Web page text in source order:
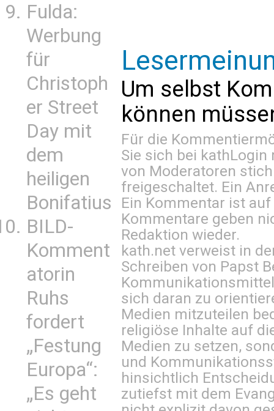
Fulda:
Werbung
für
Christoph
er Street
Day mit
dem
heiligen
Bonifatius
BILD-
Komment
atorin
Ruhs
fordert
„Festung
Europa“:
„Es geht
Um selbst
können
Für die
Sie sich bei kathLogin
von Moderatoren
freigeschaltet. Ein
Ein Kommentar ist
Kommentare geben
Redaktion wieder.
kath.net verweist in
Schreiben von Papst
sich daran zu
Medien mitzuteilen
religiöse Inhalte auf
Medien zu setzen,
und
hinsichtlich
zutiefst mit dem